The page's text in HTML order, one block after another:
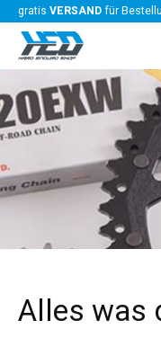
gratis VERSANDfür
Alles was